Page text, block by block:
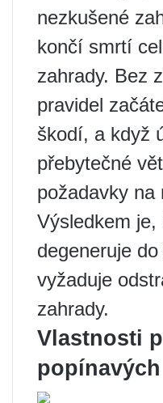
nezkušené
končí smrtí
zahrady. Bez
pravidel
škodí, a když
přebytečné
požadavky na
Výsledkem
degeneruje
vyžaduje
zahrady.
Vlastnosti